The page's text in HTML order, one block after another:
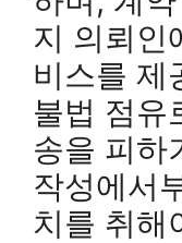
지 의뢰인
비스를 제
불법 점유
송을 피하
작성에서
치를 취해